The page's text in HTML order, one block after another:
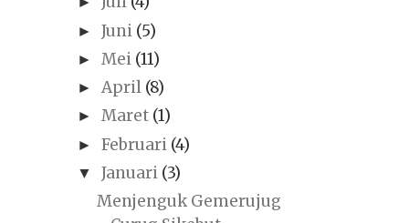
►Juni (5)
►Mei (11)
►April (8)
►Maret (1)
►Februari (4)
▼ Januari (3)
Menjenguk Gemerujug